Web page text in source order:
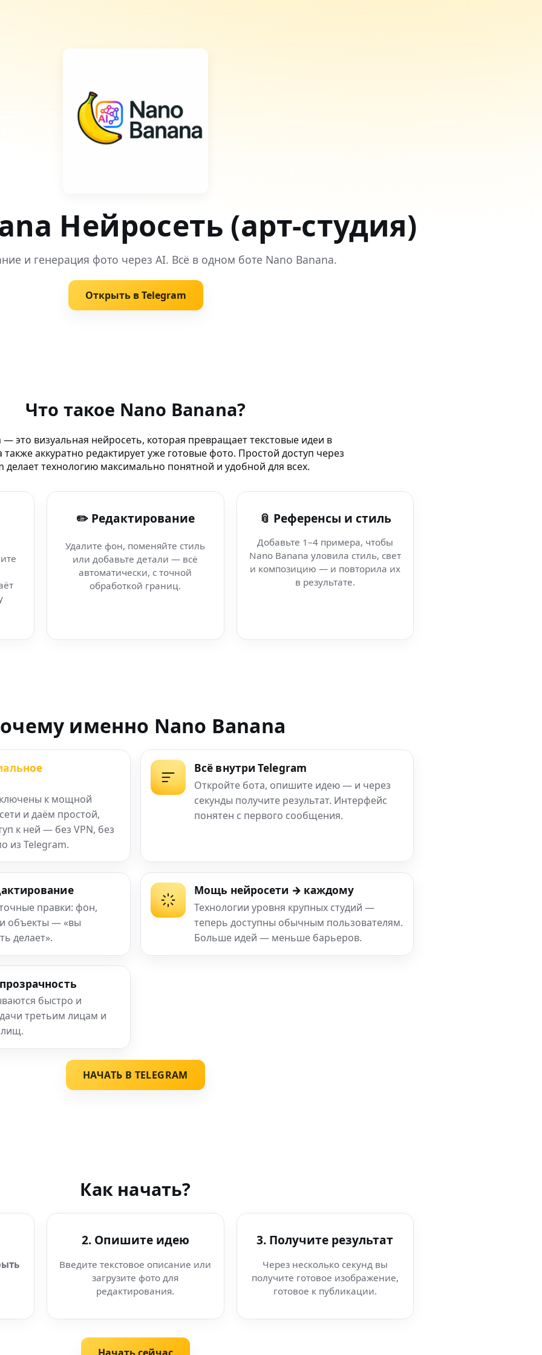
Нейросеть (арт-студия)
и генерация фото через AI. Всё в одном боте Nano Banana.
Открыть в Telegram
в в Крым
Banana
Desktop
поколения
секунду
в фото
Что такое Nano Banana?
— это визуальная нейросеть, которая превращает текстовые идеи в
аккуратно редактирует уже готовые фото. Простой доступ через
делает технологию максимально понятной и удобной для всех.
✏️ Редактирование
Удалите фон, поменяйте стиль
или добавьте детали — всё
автоматически, с точной
обработкой границ.
📎 Референсы и стиль
Добавьте 1–4 примера, чтобы
Nano Banana уловила стиль, свет
и композицию — и повторила их
в результате.
именно Nano Banana
к мощной
и даём простой,
к ней — без VPN, без
из Telegram.
Всё внутри Telegram
Откройте бота, опишите идею — и через
секунды получите результат. Интерфейс
понятен с первого сообщения.
правки: фон,
объекты — «вы
делает».
Мощь нейросети → каждому
Технологии уровня крупных студий —
теперь доступны обычным пользователям.
Больше идей — меньше барьеров.
быстро и
третьим лицам и
НАЧАТЬ В TELEGRAM
Как начать?
2. Опишите идею
Введите текстовое описание или
загрузите фото для
редактирования.
3. Получите результат
Через несколько секунд вы
получите готовое изображение,
готовое к публикации.